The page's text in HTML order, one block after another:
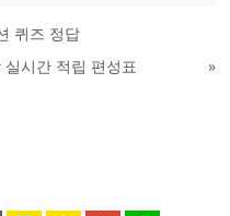
퀴즈 정답
시간 적립 편성표
»